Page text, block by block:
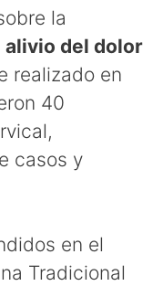
la
alivio del dolor
realizado en
40
casos y
en el
Tradicional